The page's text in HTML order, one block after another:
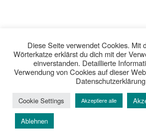
Diese Seite verwendet Cookies. Mit
Wörterkatze erklärst du dich mit der
einverstanden. Detaillierte
Verwendung von Cookies auf dieser
Cookie Settings Akzeptiere alle
Ablehnen